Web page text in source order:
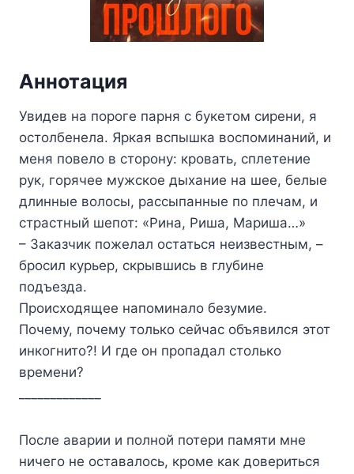
Аннотация
Увидев на пороге парня с букетом сирени, я
остолбенела. Яркая вспышка воспоминаний, и
меня повело в сторону: кровать, сплетение
рук, горячее мужское дыхание на шее, белые
длинные волосы, рассыпанные по плечам, и
страстный шепот: «Рина, Риша, Мариша…»
– Заказчик пожелал остаться неизвестным, –
бросил курьер, скрывшись в глубине
подъезда.
Происходящее напоминало безумие.
Почему, почему только сейчас объявился этот
инкогнито?! И где он пропадал столько
времени?
После аварии и полной потери памяти мне
ничего не оставалось, кроме как довериться